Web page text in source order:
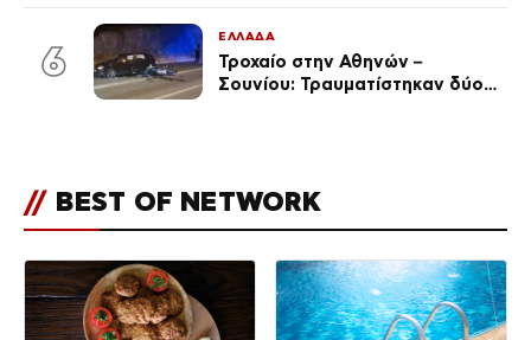
6
ΕΛΛΑΔΑ
Τροχαίο στην Αθηνών –
Σουνίου: Τραυματίστηκαν δύο
// BEST OF NETWORK